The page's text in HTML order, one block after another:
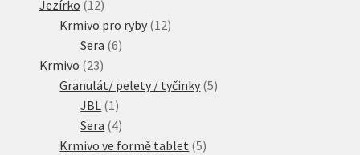
produktů
Jezírko 1212
produktů
Krmivo pro ryby 1212
Sera 66
Krmivo 2323
produktů
Granulát/ pelety / tyčinky 55
JBL 1 1
produkt
Sera 44
produkty
Krmivo ve formě tablet 55